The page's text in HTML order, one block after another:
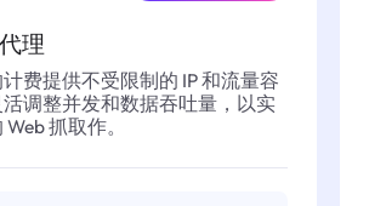
理
费提供不受限制的 IP 和流量容
调整并发和数据吞吐量，以实
抓取作。